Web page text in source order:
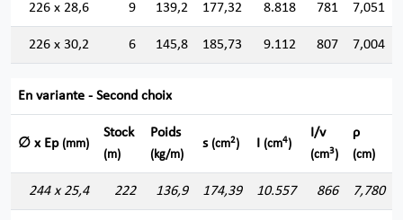
226 x 28,6 9 139,2 177,32 8.818 781 7,051
226 x 30,2 6 145,8 185,73 9.112 807 7,004
En variante - Second choix
∅ x Ep (mm)
Stock
(m)
Poids
(kg/m)
s (cm2) I (cm4)
I/v
(cm3)
ρ
(cm)
244 x 25,4 222 136,9 174,39 10.557 866 7,780